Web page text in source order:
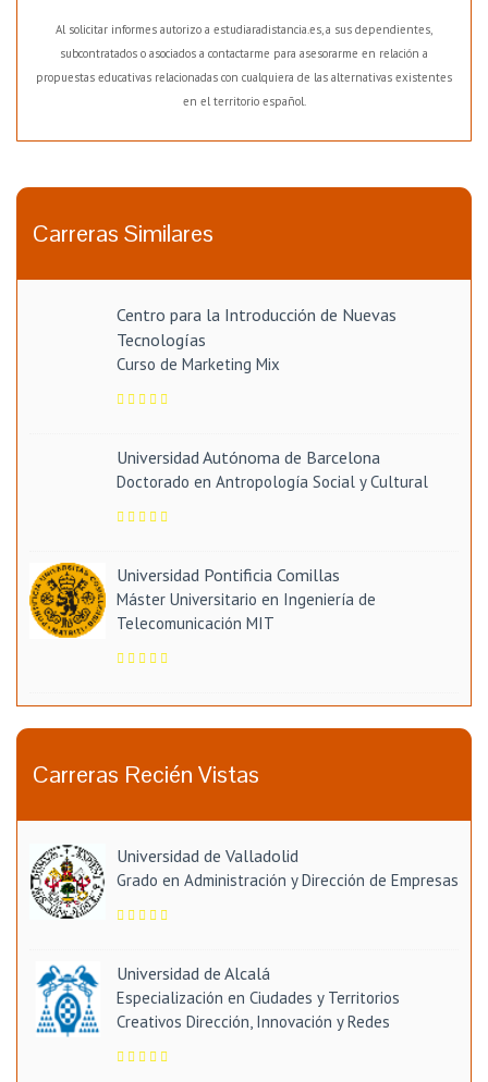
Al solicitar informes autorizo a estudiaradistancia.es, a sus dependientes,
subcontratados o asociados a contactarme para asesorarme en relación a
propuestas educativas relacionadas con cualquiera de las alternativas existentes
en el territorio español.
Carreras Similares
Centro para la Introducción de Nuevas
Tecnologías
Curso de Marketing Mix
Universidad Autónoma de Barcelona
Doctorado en Antropología Social y Cultural
Universidad Pontificia Comillas
Máster Universitario en Ingeniería de
Telecomunicación MIT
Carreras Recién Vistas
Universidad de Valladolid
Grado en Administración y Dirección de Empresas
Universidad de Alcalá
Especialización en Ciudades y Territorios
Creativos Dirección, Innovación y Redes